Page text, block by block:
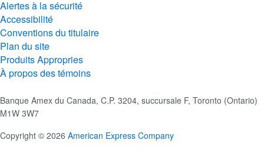
Alertes à la sécurité
Accessibilité
Conventions du titulaire
Plan du site
Produits Appropries
À propos des témoins
Banque Amex du Canada, C.P. 3204, succursale F, Toronto (Ontario)
M1W 3W7
Copyright © 2026 American Express Company